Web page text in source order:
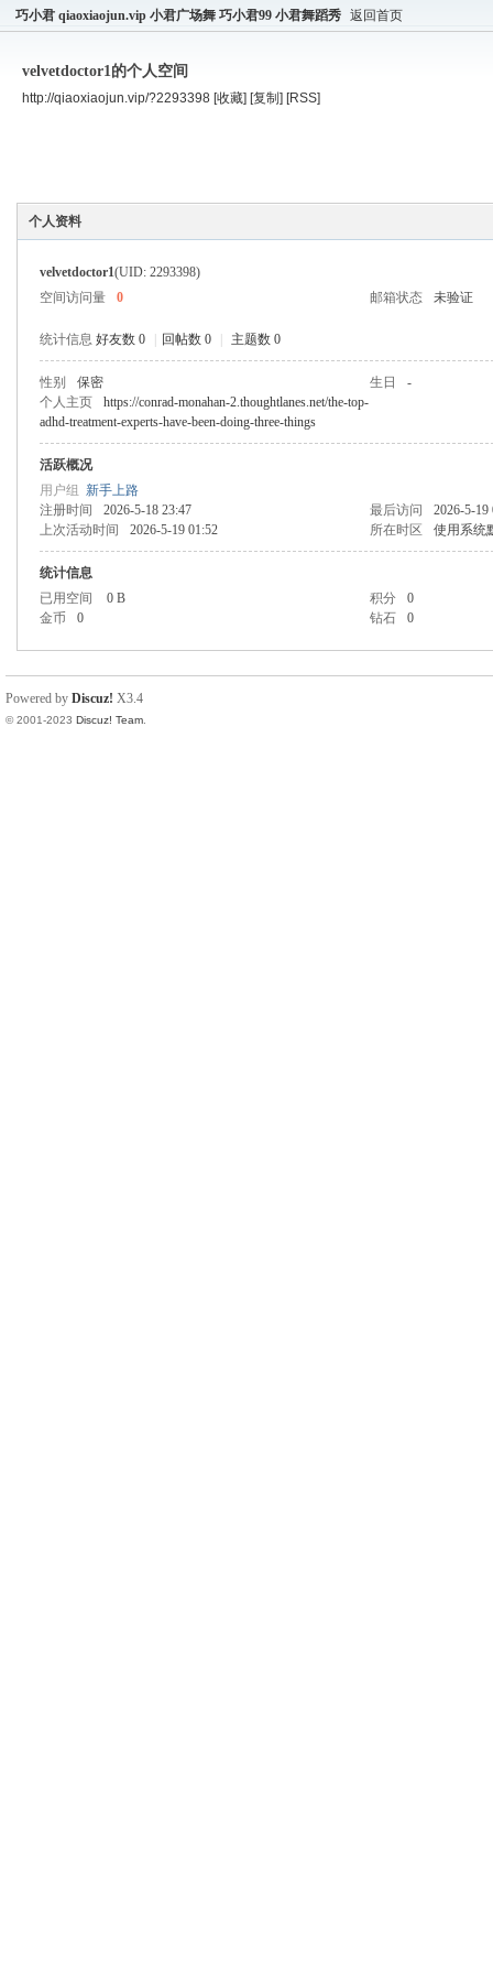
巧小君 qiaoxiaojun.vip 小君广场舞 巧小君99 小君舞蹈秀 返回首页
velvetdoctor1的个人空间
http://qiaoxiaojun.vip/?2293398 [收藏] [复制] [RSS]
个人资料
velvetdoctor1(UID: 2293398)
空间访问量
0 邮箱状态 未验证
统计信息 好友数 0 回帖数 0 主题数 0
性别 保密 生日
-
个人主页
https://conrad-monahan-2.thoughtlanes.net/the-top-
adhd-treatment-experts-have-been-doing-three-things
活跃概况
用户组 新手上路
注册时间
2026-5-18 23:47 最后访问
2026-5-19
上次活动时间
2026-5-19 01:52 所在时区 使用系统
统计信息
已用空间
0 B 积分
0
金币
0 钻石 0
Powered by Discuz! X3.4
© 2001-2023 Discuz! Team